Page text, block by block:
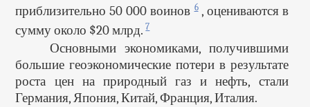
приблизительно 50 000 воинов6 , оцениваются в
сумму около $20 млрд.7
Основными экономиками, получившими
большие геоэкономические потери в результате
роста цен на природный газ и нефть, стали
Германия, Япония, Китай, Франция, Италия.